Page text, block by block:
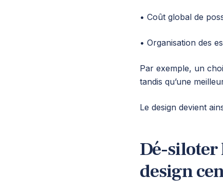
• Coût global de
• Organisation des
Par exemple, un
tandis qu’une
Le design devient
Dé-siloter
design